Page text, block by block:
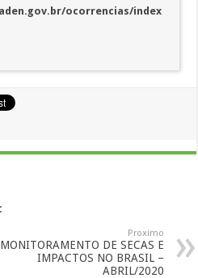
ocorrencias/index
Proximo
MONITORAMENTO DE SECAS E
IMPACTOS NO BRASIL –
ABRIL/2020